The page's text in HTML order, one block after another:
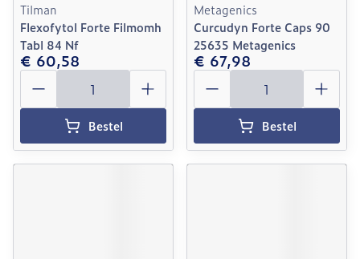
Tilman
Flexofytol Forte Filmomh
Tabl 84 Nf
€ 60,58
Aantal
Bestel
Metagenics
Curcudyn Forte Caps 90
25635 Metagenics
€ 67,98
Aantal
Bestel